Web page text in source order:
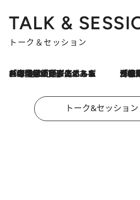
TALK &
トーク＆セッション
2026.8.3
「今後値上げがあるとすれば…」「リスクがあるのは今年の冬」エネルギー専門家が語る、ホルムズ海峡封鎖が家庭にもたらす“ある心配” 「住宅建てられない…」「サーチャージ料の高値
トーク&セッション